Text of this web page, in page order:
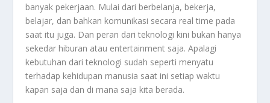
banyak pekerjaan. Mulai dari berbelanja, bekerja,
belajar, dan bahkan komunikasi secara real time pada
saat itu juga. Dan peran dari teknologi kini bukan hanya
sekedar hiburan atau entertainment saja. Apalagi
kebutuhan dari teknologi sudah seperti menyatu
terhadap kehidupan manusia saat ini setiap waktu
kapan saja dan di mana saja kita berada.